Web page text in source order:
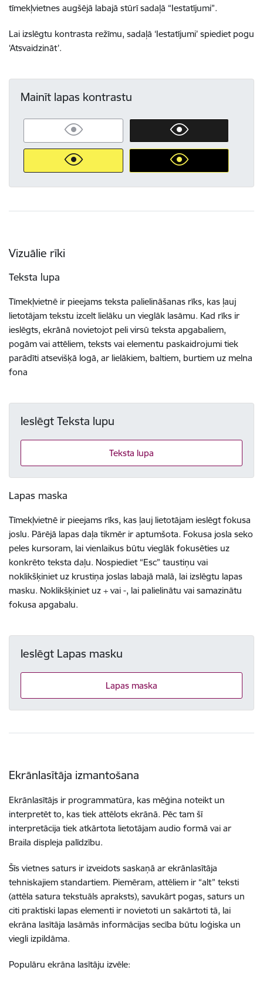
tīmekļvietnes augšējā labajā stūrī sadaļā “Iestatījumi”.
Lai izslēgtu kontrasta režīmu, sadaļā ‘Iestatījumi’ spiediet pogu
‘Atsvaidzināt’.
Mainīt lapas kontrastu
Vizuālie rīki
Teksta lupa
Tīmekļvietnē ir pieejams teksta palielināšanas rīks, kas ļauj
lietotājam tekstu izcelt lielāku un vieglāk lasāmu. Kad rīks ir
ieslēgts, ekrānā novietojot peli virsū teksta apgabaliem,
pogām vai attēliem, teksts vai elementu paskaidrojumi tiek
parādīti atsevišķā logā, ar lielākiem, baltiem, burtiem uz melna
fona
Ieslēgt Teksta lupu
Teksta lupa
Lapas maska
Tīmekļvietnē ir pieejams rīks, kas ļauj lietotājam ieslēgt fokusa
joslu. Pārējā lapas daļa tikmēr ir aptumšota. Fokusa josla seko
peles kursoram, lai vienlaikus būtu vieglāk fokusēties uz
konkrēto teksta daļu. Nospiediet “Esc” taustiņu vai
noklikšķiniet uz krustiņa joslas labajā malā, lai izslēgtu lapas
masku. Noklikšķiniet uz + vai -, lai palielinātu vai samazinātu
fokusa apgabalu.
Ieslēgt Lapas masku
Lapas maska
Ekrānlasītāja izmantošana
Ekrānlasītājs ir programmatūra, kas mēģina noteikt un
interpretēt to, kas tiek attēlots ekrānā. Pēc tam šī
interpretācija tiek atkārtota lietotājam audio formā vai ar
Braila displeja palīdzību.
Šīs vietnes saturs ir izveidots saskaņā ar ekrānlasītāja
tehniskajiem standartiem. Piemēram, attēliem ir “alt” teksti
(attēla satura tekstuāls apraksts), savukārt pogas, saturs un
citi praktiski lapas elementi ir novietoti un sakārtoti tā, lai
ekrāna lasītāja lasāmās informācijas secība būtu loģiska un
viegli izpildāma.
Populāru ekrāna lasītāju izvēle: